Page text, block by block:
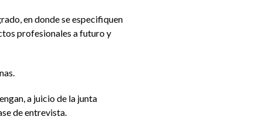
en donde se especifiquen
profesionales a futuro y
a juicio de la junta
de entrevista.